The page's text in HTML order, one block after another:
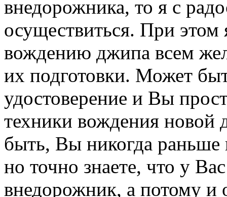
внедорожника, то я с
осуществиться. При
вождению джипа всем
их подготовки. Может
удостоверение и Вы
техники вождения
быть, Вы никогда раньше
но точно знаете, что у
внедорожник, а потому и